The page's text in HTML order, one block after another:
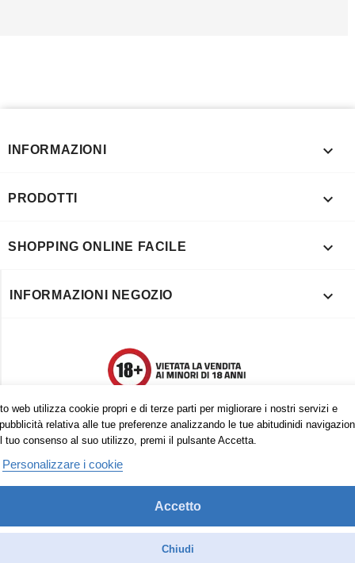
web utilizza cookie propri e di terze parti per migliorare i nostri servizi e
relativa alle tue preferenze analizzando le tue abitudinidi
tuo consenso al suo utilizzo, premi il pulsante Accetta.
Personalizzare i cookie
Accetto
Chiudi
INFORMAZIONI 
PRODOTTI 
SHOPPING ONLINE FACILE 
INFORMAZIONI NEGOZIO 
Trovaci anche su: